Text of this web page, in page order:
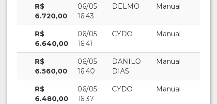
R$
6.720,00
06/05
16:43
DELMO Manual
R$
6.640,00
06/05
16:41
CYDO Manual
R$
6.560,00
06/05
16:40
DANILO
DIAS
Manual
R$
6.480,00
06/05
16:37
CYDO Manual